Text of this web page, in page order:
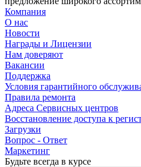
Компания
О нас
Новости
Награды и Лицензии
Нам доверяют
Вакансии
Поддержка
Условия гарантийного
Правила ремонта
Адреса Сервисных центров
Восстановление доступа к
Загрузки
Вопрос - Ответ
Маркетинг
Будьте всегда в курсе